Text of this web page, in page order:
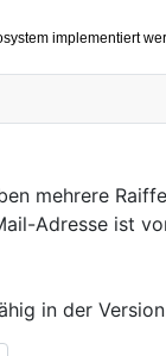
implementiert
mehrere
Adresse ist
in der